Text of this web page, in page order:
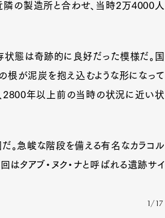
隣の製造所と合わせ、当時2万4000人
状態は奇跡的に良好だった模様だ。国
根が泥炭を抱え込むような形になって
2800年以上前の当時の状況に近い状
。急峻な階段を備える有名なカラコル
はタアブ・ヌク・ナと呼ばれる遺跡サイ
1/17